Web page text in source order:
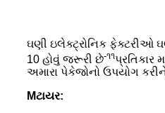
ઘણી ઇલેક્ટ્રોનિક ફેક્ટરીઓ
10 હોવું જરૂરી છે-૧૧
અમારા પેકેજોનો ઉપયોગ
Mટાયર: